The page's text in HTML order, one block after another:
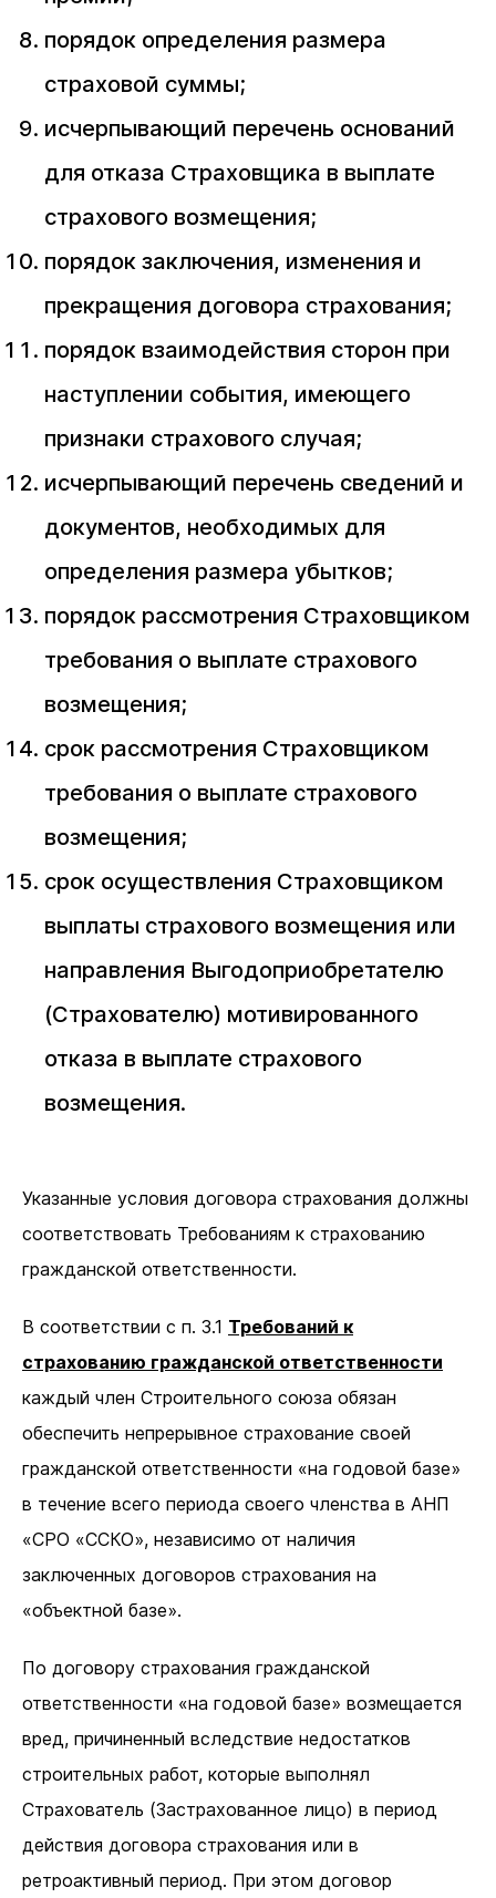
порядок определения размера
страховой суммы;
исчерпывающий перечень оснований
для отказа Страховщика в выплате
страхового возмещения;
порядок заключения, изменения и
прекращения договора страхования;
порядок взаимодействия сторон при
наступлении события, имеющего
признаки страхового случая;
исчерпывающий перечень сведений и
документов, необходимых для
определения размера убытков;
порядок рассмотрения Страховщиком
требования о выплате страхового
возмещения;
срок рассмотрения Страховщиком
требования о выплате страхового
возмещения;
срок осуществления Страховщиком
выплаты страхового возмещения или
направления Выгодоприобретателю
(Страхователю) мотивированного
отказа в выплате страхового
возмещения.
Указанные условия договора страхования должны
соответствовать Требованиям к страхованию
гражданской ответственности.
В соответствии с п. 3.1 Требований к
страхованию гражданской ответственности
каждый член Строительного союза обязан
обеспечить непрерывное страхование своей
гражданской ответственности «на годовой базе»
в течение всего периода своего членства в АНП
«СРО «ССКО», независимо от наличия
заключенных договоров страхования на
«объектной базе».
По договору страхования гражданской
ответственности «на годовой базе» возмещается
вред, причиненный вследствие недостатков
строительных работ, которые выполнял
Страхователь (Застрахованное лицо) в период
действия договора страхования или в
ретроактивный период. При этом договор